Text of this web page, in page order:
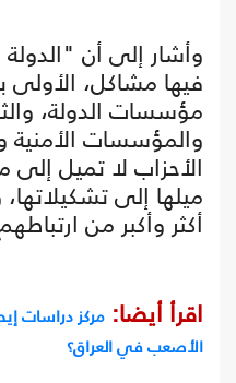
فيها مشاكل، الأولى
مؤسسات الدولة،
والمؤسسات الأمنية
الأحزاب لا تميل
ميلها إلى
أكثر وأكبر من
اقرأ أيضا: مركز دراسات
الأصعب في العراق؟